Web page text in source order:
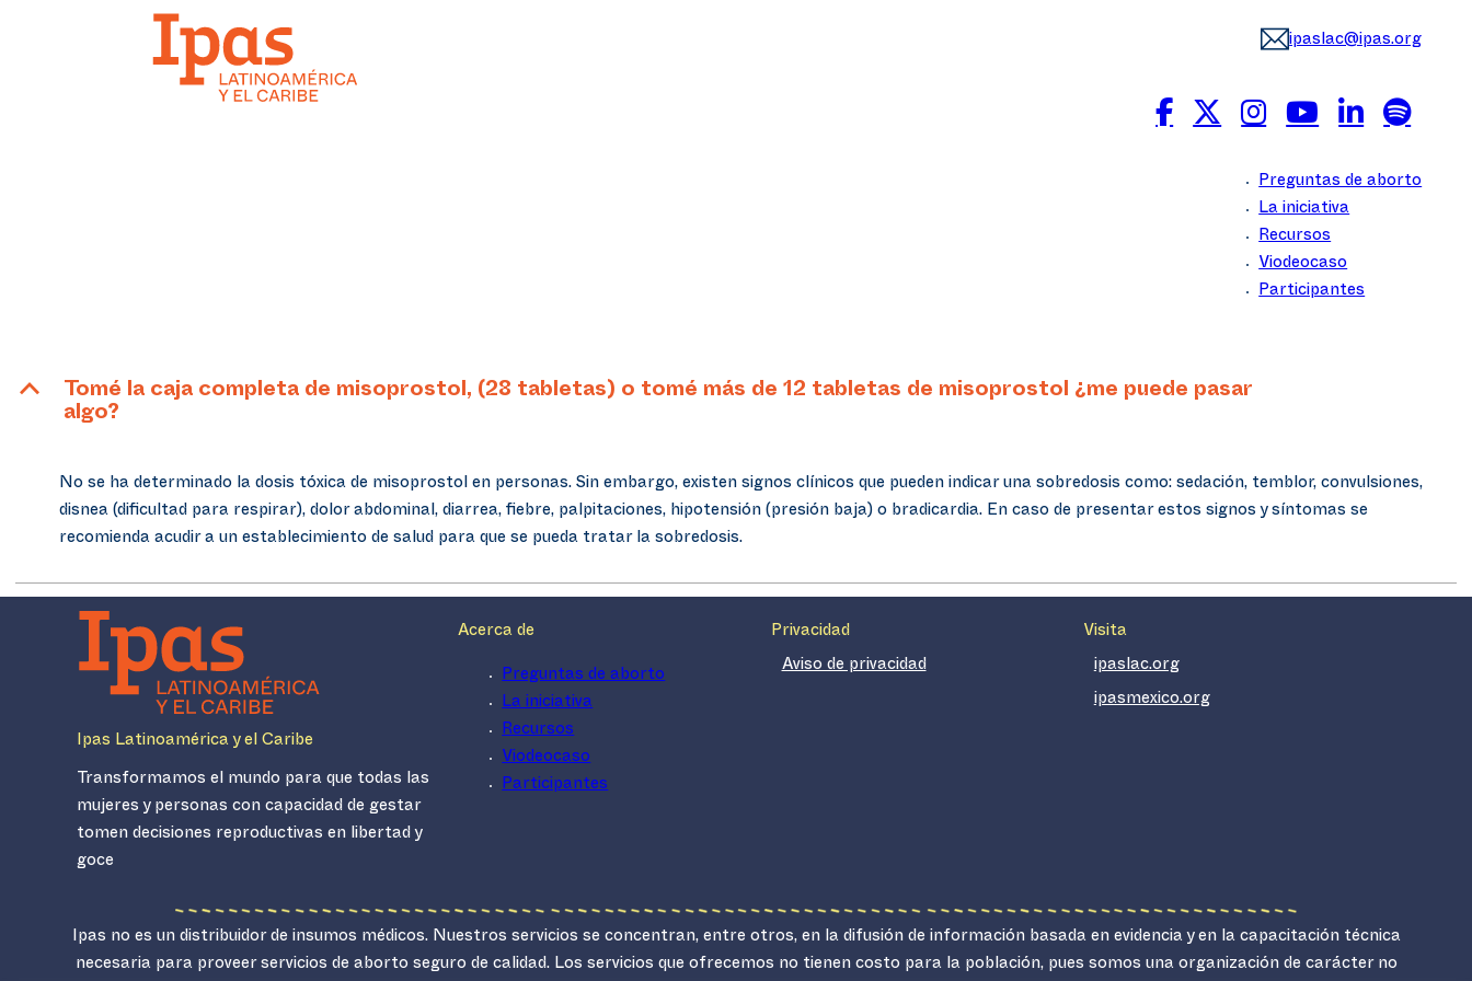
ipaslac@ipas.org
Preguntas de aborto
La iniciativa
Recursos
Viodeocaso
Participantes
B Tomé la caja completa de misoprostol, (28 tabletas) o tomé más de 12 tabletas de misoprostol ¿me puede pasar
algo?
No se ha determinado la dosis tóxica de misoprostol en personas. Sin embargo, existen signos clínicos que pueden indicar una sobredosis como: sedación, temblor, convulsiones,
disnea (dificultad para respirar), dolor abdominal, diarrea, fiebre, palpitaciones, hipotensión (presión baja) o bradicardia. En caso de presentar estos signos y síntomas se
recomienda acudir a un establecimiento de salud para que se pueda tratar la sobredosis.
Ipas Latinoamérica y el Caribe
Transformamos el mundo para que todas las
mujeres y personas con capacidad de gestar
tomen decisiones reproductivas en libertad y
goce
Acerca de
Preguntas de aborto
La iniciativa
Recursos
Viodeocaso
Participantes
Privacidad
Aviso de privacidad
Visita
ipaslac.org
ipasmexico.org
Ipas no es un distribuidor de insumos médicos. Nuestros servicios se concentran, entre otros, en la difusión de información basada en evidencia y en la capacitación técnica
necesaria para proveer servicios de aborto seguro de calidad. Los servicios que ofrecemos no tienen costo para la población, pues somos una organización de carácter no